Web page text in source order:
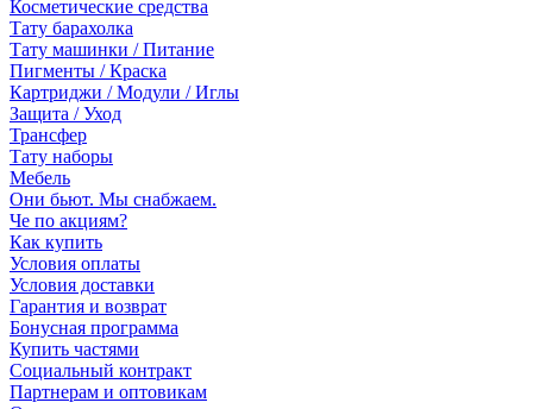
Косметические средства
Тату барахолка
Тату машинки / Питание
Пигменты / Краска
Картриджи / Модули / Иглы
Защита / Уход
Трансфер
Тату наборы
Мебель
Они бьют. Мы снабжаем.
Че по акциям?
Как купить
Условия оплаты
Условия доставки
Гарантия и возврат
Бонусная программа
Купить частями
Социальный контракт
Партнерам и оптовикам